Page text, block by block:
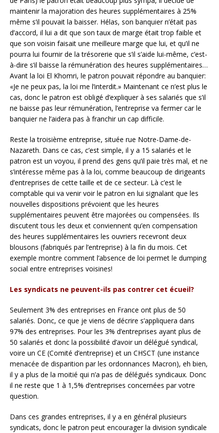
maintenir la majoration des heures supplémentaires à 25%
même s’il pouvait la baisser. Hélas, son banquier n’était pas
d’accord, il lui a dit que son taux de marge était trop faible et
que son voisin faisait une meilleure marge que lui, et qu’il ne
pourra lui fournir de la trésorerie que s’il s’aide lui-même, c’est-
à-dire s’il baisse la rémunération des heures supplémentaires…
Avant la loi El Khomri, le patron pouvait répondre au banquier:
«Je ne peux pas, la loi me l’interdit.» Maintenant ce n’est plus le
cas, donc le patron est obligé d’expliquer à ses salariés que s’il
ne baisse pas leur rémunération, l’entreprise va fermer car le
banquier ne l’aidera pas à franchir un cap difficile.
Reste la troisième entreprise, située rue Notre-Dame-de-
Nazareth. Dans ce cas, c’est simple, il y a 15 salariés et le
patron est un voyou, il prend des gens qu’il paie très mal, et ne
s’intéresse même pas à la loi, comme beaucoup de dirigeants
d’entreprises de cette taille et de ce secteur. Là c’est le
comptable qui va venir voir le patron en lui signalant que les
nouvelles dispositions prévoient que les heures
supplémentaires peuvent être majorées ou compensées. Ils
discutent tous les deux et conviennent qu’en compensation
des heures supplémentaires les ouvriers recevront deux
blousons (fabriqués par l’entreprise) à la fin du mois. Cet
exemple montre comment l’absence de loi permet le dumping
social entre entreprises voisines!
Les syndicats ne peuvent-ils pas contrer cet écueil?
Seulement 3% des entreprises en France ont plus de 50
salariés. Donc, ce que je viens de décrire s’appliquera dans
97% des entreprises. Pour les 3% d’entreprises ayant plus de
50 salariés et donc la possibilité d’avoir un délégué syndical,
voire un CE (Comité d’entreprise) et un CHSCT (une instance
menacée de disparition par les ordonnances Macron), eh bien,
il y a plus de la moitié qui n’a pas de délégués syndicaux. Donc
il ne reste que 1 à 1,5% d’entreprises concernées par votre
question.
Dans ces grandes entreprises, il y a en général plusieurs
syndicats, donc le patron peut encourager la division syndicale